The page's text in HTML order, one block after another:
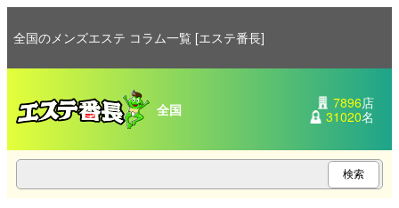
全国のメンズエステ コラム一覧 [エステ番長]
全国 7896店
31020名